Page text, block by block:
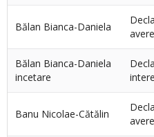
Bălan Bianca-Daniela
avere
Bălan Bianca-Daniela
incetare
Banu Nicolae-Cătălin
avere